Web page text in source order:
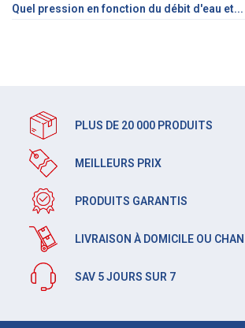
Quel pression en fonction du débit d'eau et...
PLUS DE 20 000 PRODUITS
MEILLEURS PRIX
PRODUITS GARANTIS
LIVRAISON À DOMICILE OU
SAV 5 JOURS SUR 7